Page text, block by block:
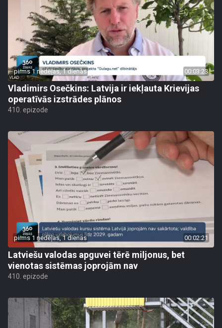
pirms 1 nedēļas, 1 dienas 00:03:23
Vladimirs Osečkins: Latvija ir iekļauta Krievijas
operatīvās izstrādes plānos
410. epizode
pirms 1 nedēļas, 1 dienas 00:02:21
Latviešu valodas apguvei tērē miljonus, bet
vienotas sistēmas joprojām nav
410. epizode